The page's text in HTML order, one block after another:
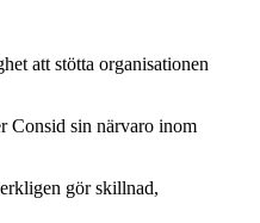
att stötta organisationen
Consid sin närvaro inom
gör skillnad,